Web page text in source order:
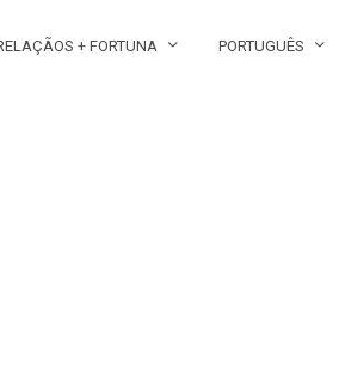
+ FORTUNA PORTUGUÊS